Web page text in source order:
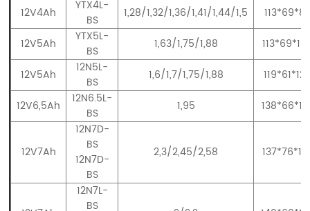
12V4Ah
YTX4L-
BS
1,28/1,32/1,36/1,41/1,44/1,5
12V5Ah
YTX5L-
BS
1,63/1,75/1,88
12V5Ah
12N5L-
BS
1,6/1,7/1,75/1,88
12V6,5Ah
12N6.5L-
BS
1,95
12V7Ah
12N7D-
BS
12N7D-
BS
2,3/2,45/2,58
12N7L-
BS